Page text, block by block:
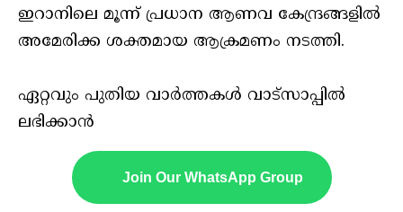
ഇറാനിലെ മൂന്ന് പ്രധാന ആണവ കേന്ദ്രങ്ങളില്‍
അമേരിക്ക ശക്തമായ ആക്രമണം നടത്തി.
ഏറ്റവും പുതിയ വാർത്തകൾ വാട്സാപ്പിൽ
ലഭിക്കാൻ
Join Our WhatsApp Group